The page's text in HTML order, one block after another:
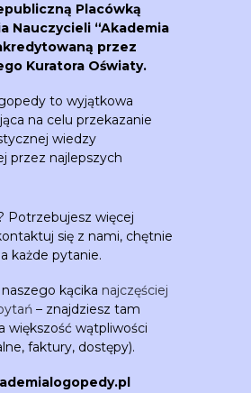
Placówką
Nauczycieli “Akademia
przez
Kuratora Oświaty.
to wyjątkowa
na celu przekazanie
wiedzy
przez najlepszych
Potrzebujesz więcej
się z nami, chętnie
każde pytanie.
kącika najczęściej
– znajdziesz tam
większość wątpliwości
faktury, dostępy).